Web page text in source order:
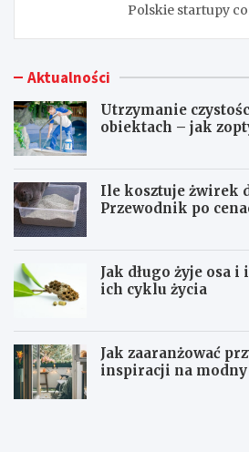
Polskie startupy
Aktualności
Utrzymanie
obiektach – jak
Ile kosztuje żwirek
Przewodnik po
Jak długo żyje osa
ich cyklu życia
Jak zaaranżować
inspiracji na modny
U
I